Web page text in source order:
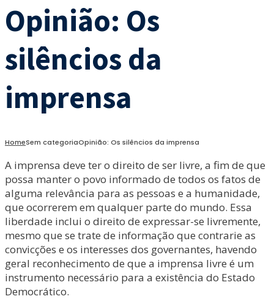
Opinião: Os
silêncios da
imprensa
HomeSem categoriaOpinião: Os silêncios da imprensa
A imprensa deve ter o direito de ser livre, a fim de que
possa manter o povo informado de todos os fatos de
alguma relevância para as pessoas e a humanidade,
que ocorrerem em qualquer parte do mundo. Essa
liberdade inclui o direito de expressar-se livremente,
mesmo que se trate de informação que contrarie as
convicções e os interesses dos governantes, havendo
geral reconhecimento de que a imprensa livre é um
instrumento necessário para a existência do Estado
Democrático.